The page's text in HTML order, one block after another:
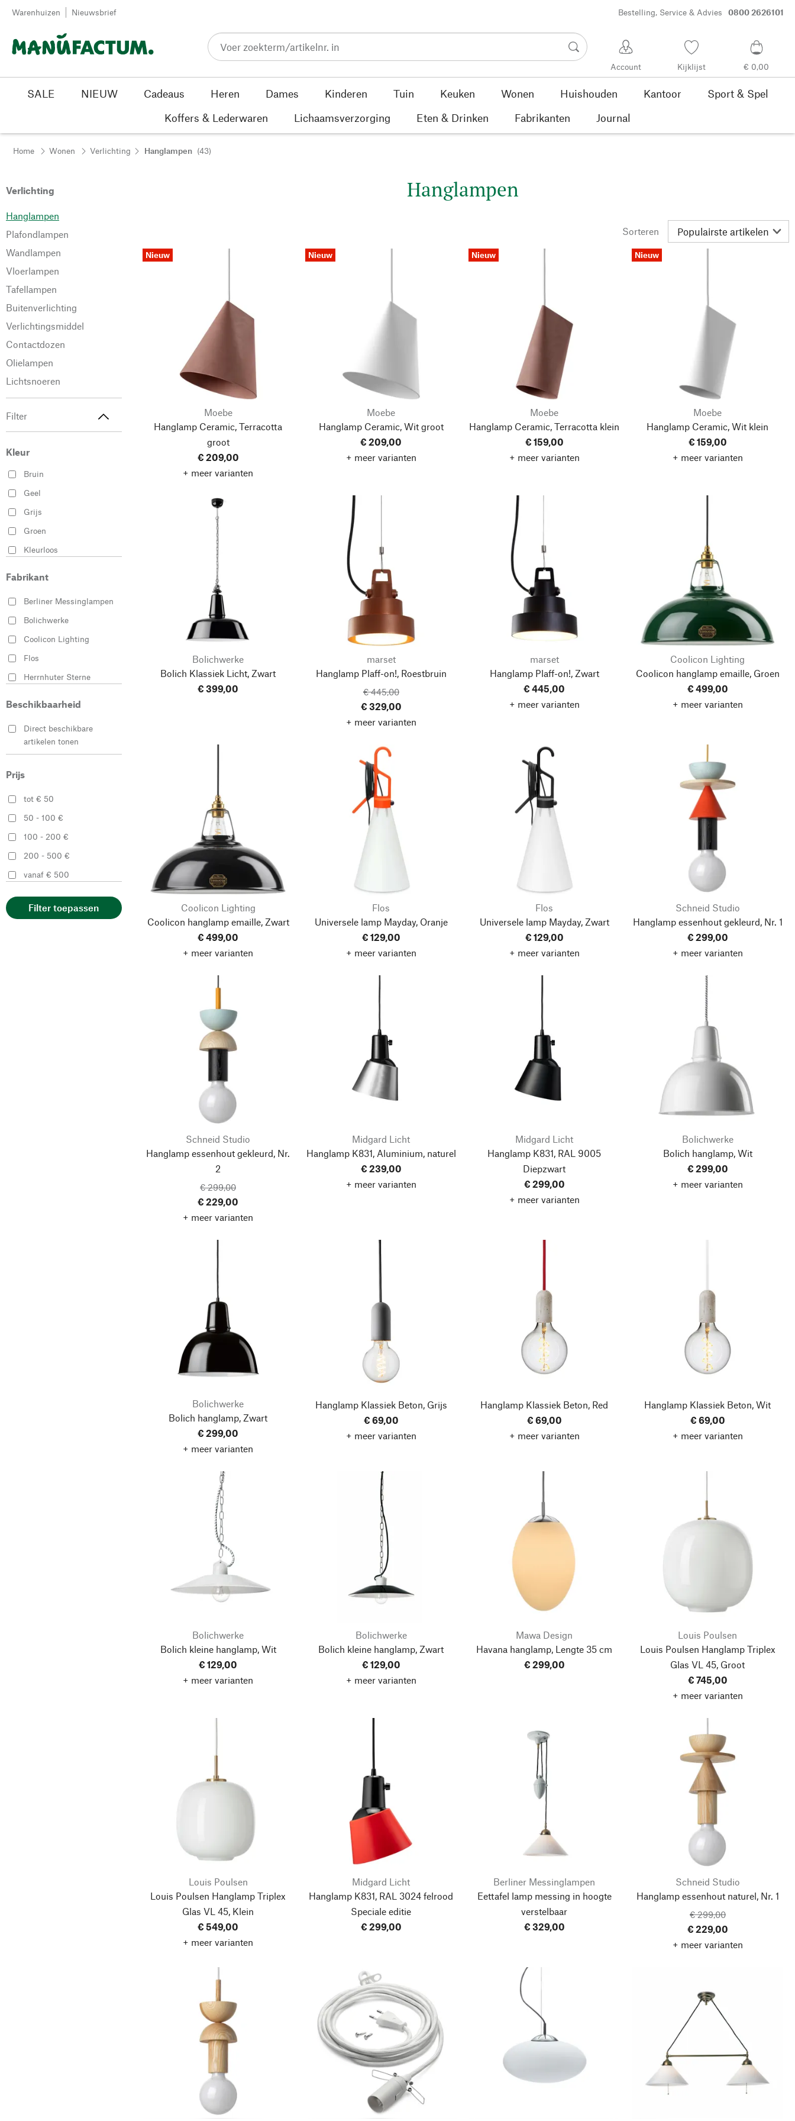
Passer au contenu
Warenhuizen Nieuwsbrief Bestelling, Service & Advies 0800 2626101
Account Kijklijst € 0,00
SALE NIEUW Cadeaus Heren Dames Kinderen Tuin Keuken Wonen Huishouden Kantoor
Sport & Spel
Koffers & Lederwaren
Lichaamsverzorging Eten & Drinken Fabrikanten Journal
Home Wonen Verlichting Hanglampen (43)
Verlichting
Hanglampen
Plafondlampen
Wandlampen
Vloerlampen
Tafellampen
Buitenverlichting
Verlichtingsmiddel
Contactdozen
Olielampen
Lichtsnoeren
Filter
Kleur
Bruin
Geel
Grijs
Groen
Kleurloos
Fabrikant
Berliner Messinglampen
Bolichwerke
Coolicon Lighting
Flos
Herrnhuter Sterne
marset
Mawa Design
Midgard Licht
Beschikbaarheid
Direct beschikbare
artikelen tonen
Prijs
tot € 50
50 - 100 €
100 - 200 €
200 - 500 €
vanaf € 500
Filter toepassen
Hanglampen
Sorteren
Nieuw
Moebe
Hanglamp Ceramic, Terracotta
groot
€ 209,00
+ meer varianten
Nieuw
Moebe
Hanglamp Ceramic, Witgroot
€ 209,00
+ meer varianten
Nieuw
Moebe
Hanglamp Ceramic, Terracotta klein
€ 159,00
+ meer varianten
Nieuw
Moebe
Hanglamp Ceramic, Wit klein
€ 159,00
+ meer varianten
Bolichwerke
Bolich Klassiek Licht, Zwart
€ 399,00
marset
Hanglamp Plaff-on!, Roestbruin
€ 445,00
€ 329,00
+ meer varianten
marset
Hanglamp Plaff-on!, Zwart
€ 445,00
+ meer varianten
Coolicon Lighting
Coolicon hanglamp emaille, Groen
€ 499,00
+ meer varianten
Coolicon Lighting
Coolicon hanglamp emaille, Zwart
€ 499,00
+ meer varianten
Flos
Universele lamp Mayday, Oranje
€ 129,00
+ meer varianten
Flos
Universele lamp Mayday, Zwart
€ 129,00
+ meer varianten
Schneid Studio
Hanglamp essenhout gekleurd, Nr. 1
€ 299,00
+ meer varianten
Schneid Studio
Hanglamp essenhout gekleurd, Nr.
2
€ 299,00
€ 229,00
+ meer varianten
Midgard Licht
Hanglamp K831, Aluminium, naturel
€ 239,00
+ meer varianten
Midgard Licht
Hanglamp K831, RAL 9005
Diepzwart
€ 299,00
+ meer varianten
Bolichwerke
Bolich hanglamp, Wit
€ 299,00
+ meer varianten
Bolichwerke
Bolich hanglamp, Zwart
€ 299,00
+ meer varianten
Hanglamp Klassiek Beton, Grijs
€ 69,00
+ meer varianten
Hanglamp Klassiek Beton, Red
€ 69,00
+ meer varianten
Hanglamp Klassiek Beton, Wit
€ 69,00
+ meer varianten
Bolichwerke
Bolich kleine hanglamp, Wit
€ 129,00
+ meer varianten
Bolichwerke
Bolich kleine hanglamp, Zwart
€ 129,00
+ meer varianten
Mawa Design
Havana hanglamp, Lengte 35 cm
€ 299,00
Louis Poulsen
Louis Poulsen Hanglamp Triplex
Glas VL 45, Groot
€ 745,00
+ meer varianten
Louis Poulsen
Louis Poulsen Hanglamp Triplex
Glas VL 45, Klein
€ 549,00
+ meer varianten
Midgard Licht
Hanglamp K831, RAL 3024 felrood
Speciale editie
€ 299,00
Berliner Messinglampen
Eettafel lamp messing in hoogte
verstelbaar
€ 329,00
Schneid Studio
Hanglamp essenhout naturel, Nr. 1
€ 299,00
€ 229,00
+ meer varianten